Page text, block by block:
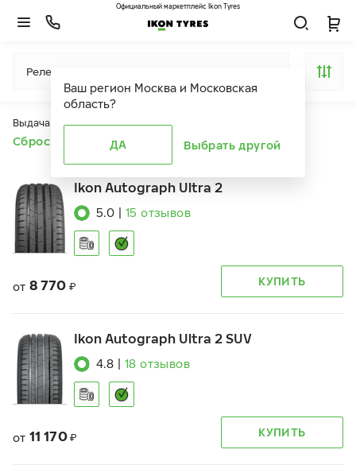
Ваш регион Москва и Московская
область?
ДА Выбрать другой
Официальный маркетплейс Ikon Tyres
Релевантность
Выдача продуктов ограничена действием фильтров
Сбросить все фильтры
Ikon Autograph Ultra 2
5.0 15 отзывов
от 8 770 ₽ КУПИТЬ
Ikon Autograph Ultra 2 SUV
4.8 18 отзывов
от 11 170 ₽ КУПИТЬ